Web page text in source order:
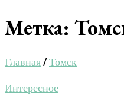
Метка:
Главная/Томск
Интересное